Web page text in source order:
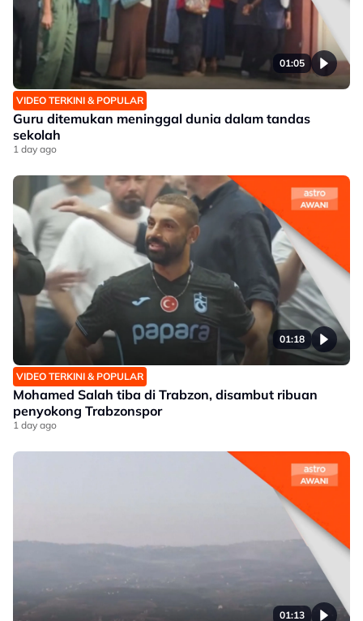
01:05
VIDEO TERKINI & POPULAR
Guru ditemukan meninggal dunia dalam tandas
sekolah
1 day ago
01:18
VIDEO TERKINI & POPULAR
Mohamed Salah tiba di Trabzon, disambut ribuan
penyokong Trabzonspor
1 day ago
01:13